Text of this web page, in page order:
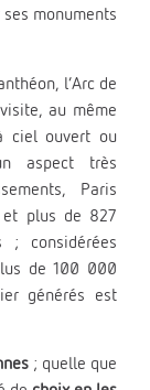
monuments
l’Arc de
au même
ciel ouvert ou
aspect très
Paris
et plus de 827
; considérées
de 100 000
générés est
; quelle que